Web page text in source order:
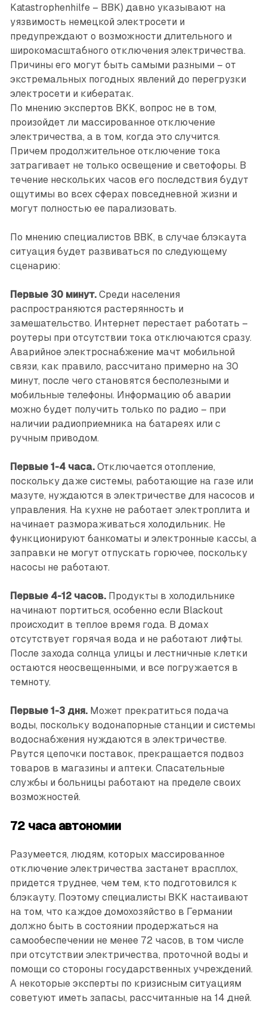
Katastrophenhilfe – BBK) давно указывают на
уязвимость немецкой электросети и
предупреждают о возможности длительного и
широкомасштабного отключения электричества.
Причины его могут быть самыми разными – от
экстремальных погодных явлений до перегрузки
электросети и кибератак.
По мнению экспертов ВКК, вопрос не в том,
произойдет ли массированное отключение
электричества, а в том, когда это случится.
Причем продолжительное отключение тока
затрагивает не только освещение и светофоры. В
течение нескольких часов его последствия будут
ощутимы во всех сферах повседневной жизни и
могут полностью ее парализовать.
По мнению специалистов ВВК, в случае блэкаута
ситуация будет развиваться по следующему
сценарию:
Первые 30 минут.Среди населения
распространяются растерянность и
замешательство. Интернет перестает работать –
роутеры при отсутствии тока отключаются сразу.
Аварийное электроснабжение мачт мобильной
связи, как правило, рассчитано примерно на 30
минут, после чего становятся бесполезными и
мобильные телефоны. Информацию об аварии
можно будет получить только по радио – при
наличии радиоприемника на батареях или с
ручным приводом.
Первые 1-4 часа. Отключается отопление,
поскольку даже системы, работающие на газе или
мазуте, нуждаются в электричестве для насосов и
управления. На кухне не работает электроплита и
начинает размораживаться холодильник. Не
функционируют банкоматы и электронные кассы, а
заправки не могут отпускать горючее, поскольку
насосы не работают.
Первые 4-12 часов.Продукты в холодильнике
начинают портиться, особенно если Blackout
происходит в теплое время года. В домах
отсутствует горячая вода и не работают лифты.
После захода солнца улицы и лестничные клетки
остаются неосвещенными, и все погружается в
темноту.
Первые 1-3 дня.Может прекратиться подача
воды, поскольку водонапорные станции и системы
водоснабжения нуждаются в электричестве.
Рвутся цепочки поставок, прекращается подвоз
товаров в магазины и аптеки. Спасательные
службы и больницы работают на пре­деле своих
возможностей.
72 часа автономии
Разумеется, людям, которых массированное
отключение электричества застанет врасплох,
придется труднее, чем тем, кто подготовился к
блэкауту. Поэтому специалисты ВКК настаивают
на том, что каждое домохозяйство в Германии
должно быть в состоянии продержаться на
самообеспечении не менее 72 часов, в том числе
при отсутствии электричества, проточной воды и
помощи со стороны государственных учреждений.
А некоторые эксперты по кризисным ситуа­циям
советуют иметь запасы, рассчитанные на 14 дней.